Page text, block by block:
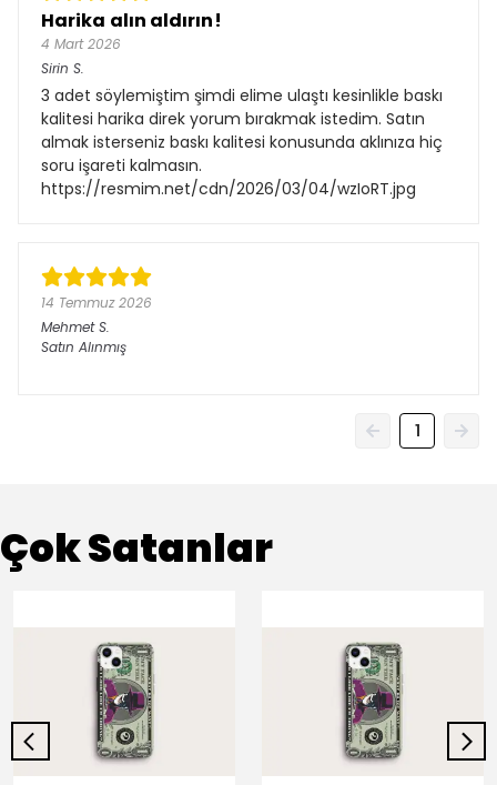
Harika alın aldırın!
4 Mart 2026
Sirin S.
3 adet söylemiştim şimdi elime ulaştı kesinlikle baskı
kalitesi harika direk yorum bırakmak istedim. Satın
almak isterseniz baskı kalitesi konusunda aklınıza hiç
soru işareti kalmasın.
https://resmim.net/cdn/2026/03/04/wzIoRT.jpg
14 Temmuz 2026
Mehmet S.
Satın Alınmış
1
Çok Satanlar